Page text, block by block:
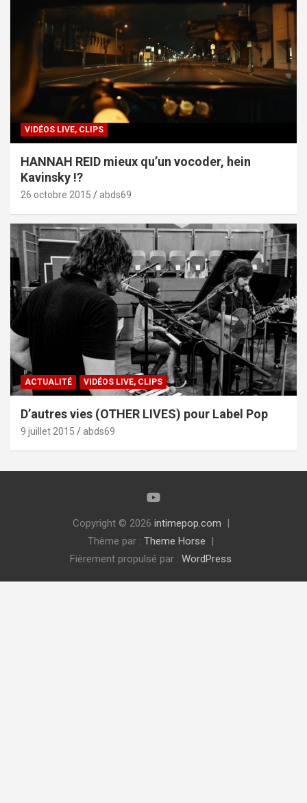
VIDÉOS LIVE, CLIPS
HANNAH REID mieux qu’un vocoder, hein
Kavinsky !?
26 octobre 2015 abds69
ACTUALITÉ VIDÉOS LIVE, CLIPS
D’autres vies (OTHER LIVES) pour Label Pop
9 juillet 2015 abds69
Copyright © 2026 intimepop.com
Thème par : Theme Horse
Fièrement propulsé par : WordPress